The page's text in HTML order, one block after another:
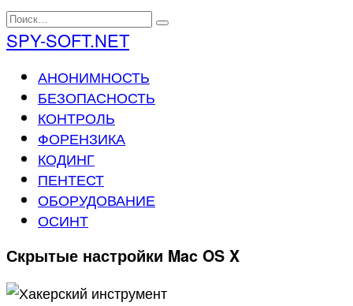
Перейти
к
содержанию
Search
for:
SPY-SOFT.NET
АНОНИМНОСТЬ
БЕЗОПАСНОСТЬ
КОНТРОЛЬ
ФОРЕНЗИКА
КОДИНГ
ПЕНТЕСТ
ОБОРУДОВАНИЕ
ОСИНТ
Скрытые настройки Mac OS X